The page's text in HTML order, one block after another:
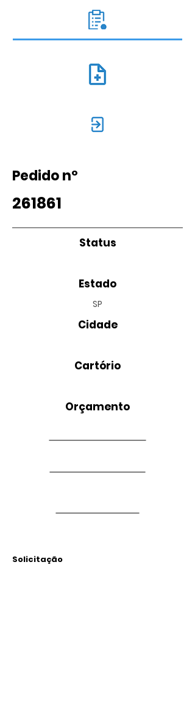
Pedido nº
261861
Status
Estado
SP
Cidade
Cartório
Orçamento
Solicitação